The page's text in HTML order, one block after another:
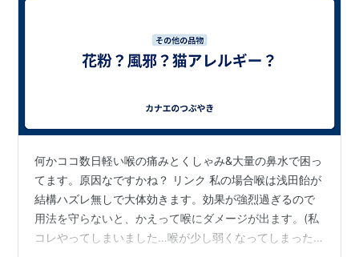
何かココ数日軽い喉の痛みとくしゃみ&大量の鼻水で困っ
てます。原因なですかね？ リンク 私の場合喉は浅田飴が
結構ハズレ無しで大体効きます。効果が強烈過ぎるので
用法を守らないと、かえって喉にダメージが出ます。(私
コレやってしまいました…喉が少し弱くなってしまった>